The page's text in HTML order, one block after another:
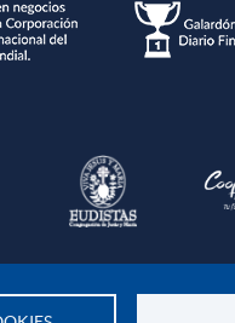
de la información